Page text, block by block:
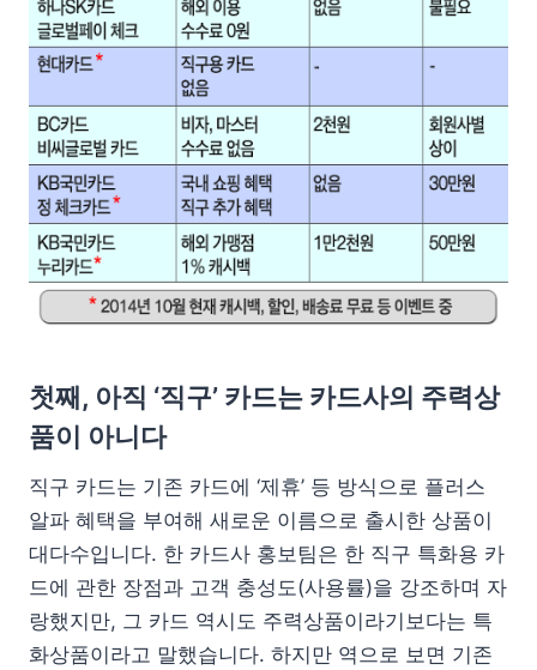
첫째, 아직 ‘직구’ 카드는 카드사의 주력상
품이 아니다
직구 카드는 기존 카드에 ‘제휴’ 등 방식으로 플러스
알파 혜택을 부여해 새로운 이름으로 출시한 상품이
대다수입니다. 한 카드사 홍보팀은 한 직구 특화용 카
드에 관한 장점과 고객 충성도(사용률)을 강조하며 자
랑했지만, 그 카드 역시도 주력상품이라기보다는 특
화상품이라고 말했습니다. 하지만 역으로 보면 기존